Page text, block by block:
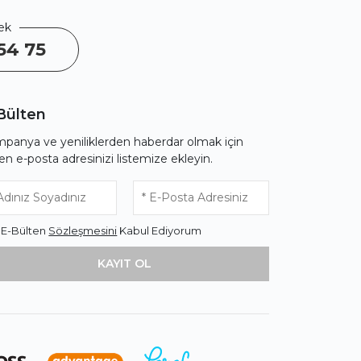
75
ve yeniliklerden haberdar olmak için
e-posta adresinizi listemize ekleyin.
E-Bülten Sözleşmesini Kabul Ediyorum